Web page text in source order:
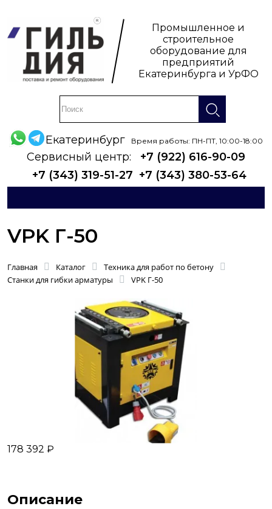
Промышленное и
строительное
оборудование для
предприятий
Екатеринбурга и УрФО
Екатеринбург Время работы: ПН-ПТ, 10:00-18:00
Сервисный центр:
+7 (922) 616-90-09
+7 (343) 319-51-27 +7 (343) 380-53-64
VPK Г-50
Главная Каталог
Техника для работ по бетону
Станки для гибки арматуры
VPK Г-50
178 392 ₽
Описание